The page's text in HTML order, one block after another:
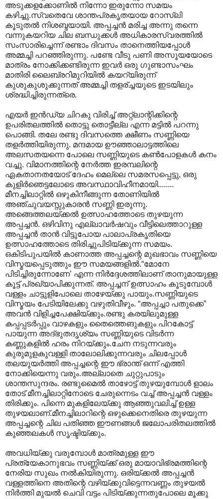
അടുക്കളക്കോണില്‍ നിന്നോ ഇരുന്നോ സമയം
കഴിച്ചു.സ്വതെവേ ശാന്തപ്രകൃതയായ റോസ്‌ലി
കൂടുതല്‍ നിശബ്ദയായി. അപ്പച്ചന്‍ മരിച്ച അന്നു തന്നെ
വന്നുകയറിയ ചില ബന്ധുക്കള്‍ അധികാരസ്വരത്തില്‍
സംസാരിച്ചെന്ന് രണ്ടാം ദിവസം താനെത്തിയപ്പോള്‍
അമ്മച്ചി പറഞ്ഞിരുന്നു. പണ്ടേ വീടു പണി അസൂയയോടെ
മാത്രം നോക്കിക്കണ്ടിരുന്ന ഇവര്‍ ഒരു ഗുണ്ടാസംഘം
മാതിരി ലൈബ്രറിമുറിയില്‍ കയറ്യിരുന്ന്
കുശുകുശുക്കുന്നത് അമ്മച്ചി തളര്ച്ചയുടെ ഇടയിലും
ശ്രദ്ധിച്ചിരുന്നത്രെ.
എയര്‍ ഇന്‍ഡ്യ ചിറകു വിരിച്ച് അറ്റ്ലാന്റിക്കിന്റെ
ഉപരിതലത്തില്‍ തൊട്ടു തൊട്ടീല്ല എന്ന മട്ടില്‍ പറന്നു
പൊങ്ങി. തലേ രണ്ടു ദിവസത്തെ ക്ഷീണം സണ്ണിയെ
തളര്‍ത്തിയിരുന്നു. മന്ദമായ ഊഞ്ഞാലാട്ടത്തിലെ
അലസതയന്നെ പോലെ സണ്ണിയുടെ കണ്‍പോളകള്‍ കനം
വച്ചു. വിമാനത്തിന്റെ നേര്‍ത്ത ഇരമ്പലിന്റെ
ഏകതാനതയോട് ദേഹം മെല്ലെ സമരസപ്പെട്ടു, ഒരു
കുളിര്‍ഞെട്ടലോടെ അവസ്ഥാവിഹീനമായി........
മീനച്ചിലാറ്റില്‍ ഒഴുകിനീങ്ങുന്ന തോണിയില്‍
അഞ്ചുവയസ്സുകാരന്‍ സണ്ണി ഇരുന്നു.
അങ്ങെത്തലയ്ക്കല്‍ ഉത്സാഹത്തോടെ തുഴയുന്ന
അപ്പച്ചന്‍. ഒഴിവിനു എല്ലാവര്‍ഷവും വീട്ടിലെത്താറുള്ള
അപ്പച്ചന്‍ താന്‍ വിട്ടുപോയ പാലാപ്രകൃതിയെ
ഉത്സാഹത്തോടെ തിരിച്ചുപിടിയ്ക്കുന്ന സമയം.
ഒകിടിപുപയില്‍ കാണാത്ത അപ്പച്ചന്റെ മുഖഭാവം സണ്ണിയെ
വിസ്മയപ്പെടുത്തും ഈ സമയങ്ങളില്‍.“മോനേ
പിടിച്ചിരുന്നോണേ’ എന്ന നിര്‍ദ്ദേശത്തിലാണ് താനുമായുള്ള
കൂട്ട് പ്രഖ്യാപിക്കുന്നത്. അപ്പച്ചന് ഉത്സാഹം കൂടുമ്പോള്‍
വള്ളം ചാട്ടുളിപോലെ താഴേയ്ക്കു പായും.സണ്ണിയുടെ
വിസ്മയം പേടിയിലേക്കു വഴുതിവീഴും. “അപ്പച്ചാ പതുക്കെ”
അവന്‍ വിളിച്ചപേക്ഷിയ്ക്കും.രണ്ടു കരയിലുമുള്ള
കപ്പപ്പടര്‍പ്പും വാഴകളും തൈത്തെങുകളും പിറകോട്ട്
പായുന്ന അദ്ഭുതദൃശ്യം സണ്ണിയുടെ വിടര്‍ന്ന
കണ്ണുകളില്‍ ഹരം നിറയ്ക്കും.ചേന നടുന്നവരും
കുരുമുള‍കുവള്ളി താലോലിക്കുന്നവരും ചിലപ്പോള്‍
തലയുയര്‍ത്തി അപ്പച്ചന്റെ ഈ ഭ്രാന്ത് ഒന്ന് എത്തി
നോക്കിയെന്നു വരും.അല്ലാതെ ചുറ്റുപാടും
ശാന്തസുന്ദരം. രണ്ടുമൈല്‍ താഴോട്ട് തുഴയുമ്പോള്‍ ളാലം
തോട് മീനച്ചിലാറ്റിനോടെ ചേരുന്നെടം വച്ച് അപ്പച്ചന്‍ വള്ളം
തിരിക്കും. പിന്നെ മുകളിലേയ്ക്കു ആഞ്ഞുവലിച്ച് ഉള്ള
തുഴയലാണ്.മീനച്ചിലാറിന്റെ ഒഴുക്കെനെതിരെ തുഴയുന്ന
അപ്പച്ചന്റെ ചില പതിഞ്ഞ ഈണങ്ങള്‍ ജലോപരിതലത്തില്‍
കുഞ്ഞലകള്‍ സൃഷ്ടിയ്ക്കും.
അവധിയ്ക്കു വരുമ്പോള്‍ മാത്രമുള്ള ഈ
പ്രത്യേകാനുഭവം സണ്ണിയ്ക്ക് ഒരു മായാവിഭ്രമത്തിന്റെ
നേരിയ സുഖം നല്‍കിയിരുന്നു. ഒരിയ്ക്കല്‍ അപ്പച്ചന്‍
വള്ളത്തിനെ അതിന്റെ വഴിയ്ക്കുവിട്ടെന്നവണ്ണം തുഴയല്‍
നിര്‍ത്തി മുയല്‍ ചെവി വട്ടം പിടിയ്ക്കുന്നതുപോലെ മൂക്കു